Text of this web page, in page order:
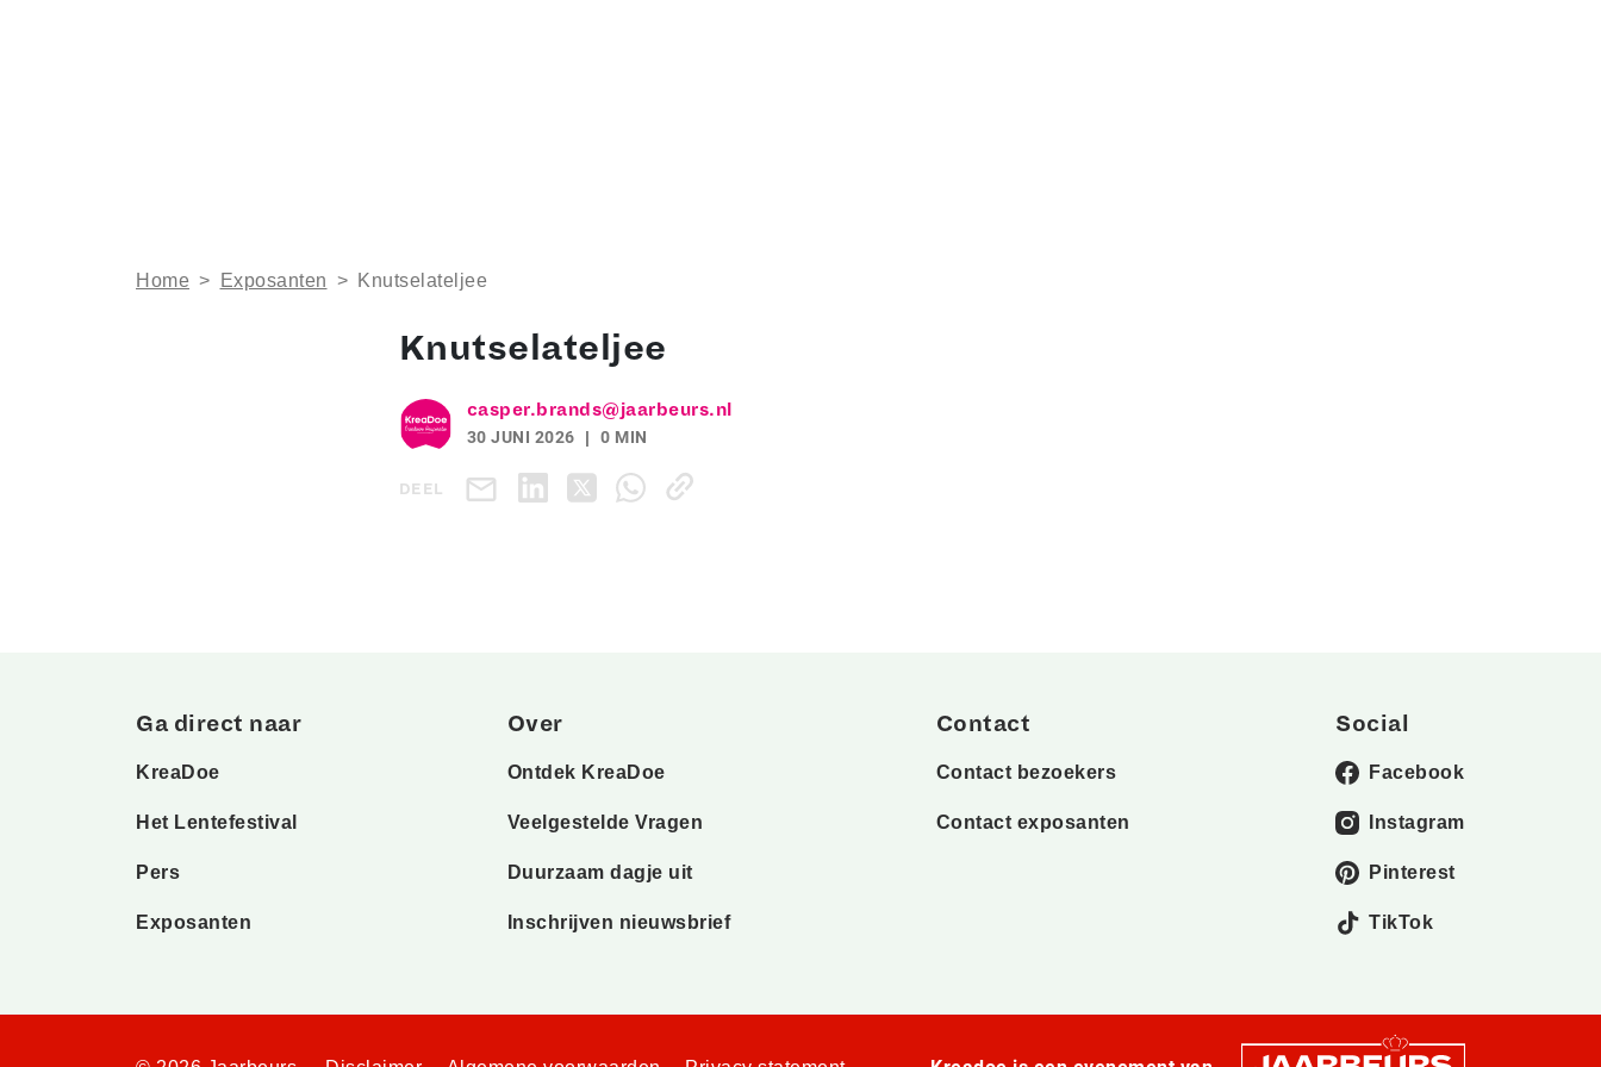
Home > Exposanten > Knutselateljee
Knutselateljee
casper.brands@jaarbeurs.nl
30 JUNI 2026
0 MIN
DEEL
Ga direct naar
KreaDoe
Het Lentefestival
Pers
Exposanten
Over
Ontdek KreaDoe
Veelgestelde Vragen
Duurzaam dagje uit
Inschrijven nieuwsbrief
Contact
Contact bezoekers
Contact exposanten
Social
Facebook
Instagram
Pinterest
TikTok